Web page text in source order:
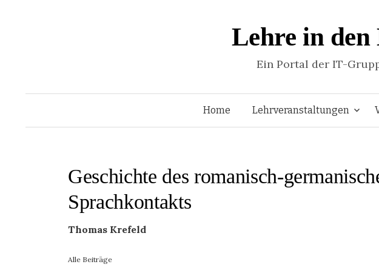
Lehre in
Ein Portal der IT-
Home Lehrveranstaltungen
Geschichte des romanisch-
Sprachkontakts
Thomas Krefeld
Alle Beiträge